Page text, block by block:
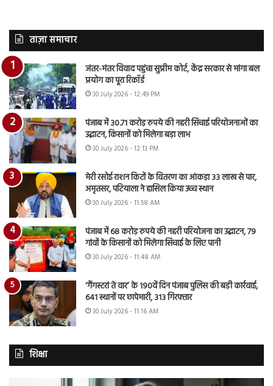
ताज़ा समाचार
जंतर-मंतर विवाद पहुंचा सुप्रीम कोर्ट, केंद्र सरकार से मांगा बल
प्रयोग का पूरा रिकॉर्ड
30 July 2026 - 12:49 PM
पंजाब में 30.71 करोड़ रुपये की नहरी सिंचाई परियोजनाओं का
उद्घाटन, किसानों को मिलेगा बड़ा लाभ
30 July 2026 - 12:13 PM
मेरी रसोई राशन किटों के वितरण का आंकड़ा 33 लाख से पार,
अमृतसर, पटियाला ने हासिल किया उच्च स्थान
30 July 2026 - 11:58 AM
पंजाब में 68 करोड़ रुपये की नहरी परियोजना का उद्घाटन, 79
गांवों के किसानों को मिलेगा सिंचाई के लिए पानी
30 July 2026 - 11:48 AM
‘गैंगस्टरां ते वार’ के 190वें दिन पंजाब पुलिस की बड़ी कार्रवाई,
641 स्थानों पर छापेमारी, 313 गिरफ्तार
30 July 2026 - 11:16 AM
शिक्षा